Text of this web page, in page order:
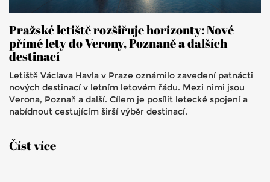
Pražské letiště rozšiřuje horizonty: Nové
přímé lety do Verony, Poznaně a dalších
destinací
Letiště Václava Havla v Praze oznámilo zavedení patnácti
nových destinací v letním letovém řádu. Mezi nimi jsou
Verona, Poznaň a další. Cílem je posílit letecké spojení a
nabídnout cestujícím širší výběr destinací.
Číst více